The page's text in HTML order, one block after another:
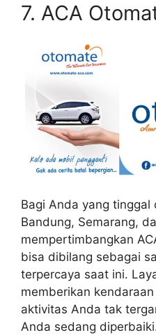
7. ACA
Bagi Anda yang
Bandung, Semarang,
mempertimbangkan
bisa dibilang sebagai
terpercaya saat ini.
memberikan
aktivitas Anda tak
Anda sedang